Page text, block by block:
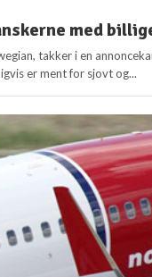
med
takker i en
er ment for sjovt og...